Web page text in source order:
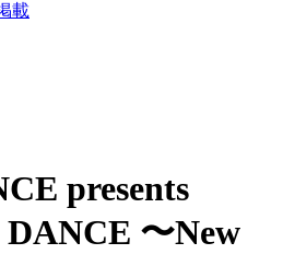
載
presents
〜New